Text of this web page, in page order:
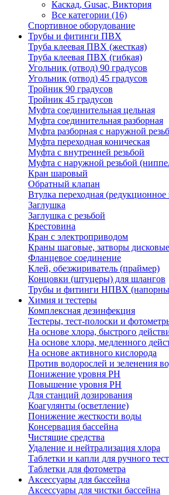
Каскад, Gusac, Виктория
Все категории (16)
Спортивное оборудование
Трубы и фитинги ПВХ
Труба клеевая ПВХ (жесткая)
Труба клеевая ПВХ (гибкая)
Угольник (отвод) 90 градусов
Угольник (отвод) 45 градусов
Тройник 90 градусов
Тройник 45 градусов
Муфта соединительная цельная
Муфта соединительная разборная
Муфта разборная с наружной
Муфта переходная коническая
Муфта с внутренней резьбой
Муфта с наружной резьбой
Кран шаровый
Обратный клапан
Втулка переходная (редукционное
Заглушка
Заглушка с резьбой
Крестовина
Кран с электроприводом
Краны шаговые, затворы дисковые
Фланцевое соединение
Клей, обезжириватель (праймер)
Концовки (штуцеры) для шлангов
Трубы и фитинги НПВХ
Химия и тестеры
Комплексная дезинфекция
Тестеры, тест-полоски и
На основе хлора, быстрого
На основе хлора, медленного
На основе активного кислорода
Против водорослей и зеленения
Понижение уровня РН
Повышение уровня РН
Для станций дозирования
Коагулянты (осветление)
Понижение жесткости воды
Консервация бассейна
Чистящие средства
Удаление и нейтрализация хлора
Таблетки и капли для ручного
Таблетки для фотометра
Аксессуары для бассейна
Аксессуары для чистки бассейна